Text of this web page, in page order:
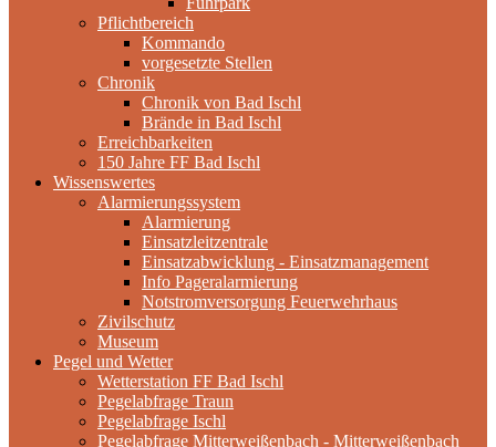
Pflichtbereich
Kommando
vorgesetzte Stellen
Chronik
Chronik von Bad Ischl
Brände in Bad Ischl
Erreichbarkeiten
150 Jahre FF Bad Ischl
Wissenswertes
Alarmierungssystem
Alarmierung
Einsatzleitzentrale
Einsatzabwicklung - Einsatzmanagement
Info Pageralarmierung
Notstromversorgung Feuerwehrhaus
Zivilschutz
Museum
Pegel und Wetter
Wetterstation FF Bad Ischl
Pegelabfrage Traun
Pegelabfrage Ischl
Pegelabfrage Mitterweißenbach - Mitterweißenbach